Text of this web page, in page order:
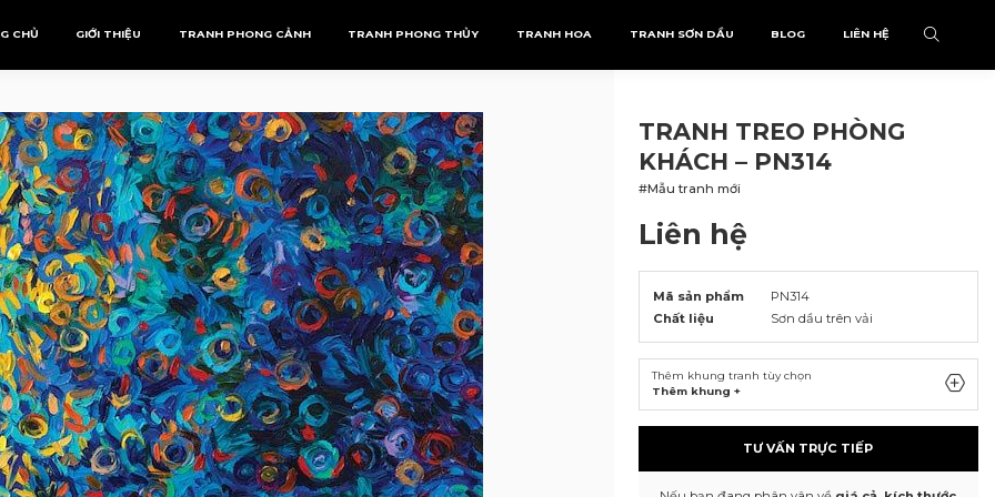
CHỦ GIỚI THIỆU TRANH PHONG CẢNH TRANH PHONG THỦY
Tranh Phượng Hoàng
Tranh Rồng
Mệnh Kim
Mệnh Mộc
Mệnh Thủy
Mệnh Thổ
Mệnh Hỏa
TRANH HOA TRANH SƠN DẦU BLOG LIÊN HỆ
TRANH TREO PHÒNG
KHÁCH – PN314
#Mẫu tranh mới
Liên hệ
Mã sản phẩm
PN314
Chất liệu
Sơn dầu trên vải
Thêm khung tranh tùy chọn
Thêm khung +
TƯ VẤN TRỰC TIẾP